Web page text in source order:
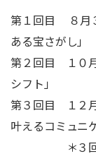
第１回目 ８月
ある宝さがし」
第２回目 １０
シフト」
第３回目 １２
叶えるコミュニ
＊３回連続